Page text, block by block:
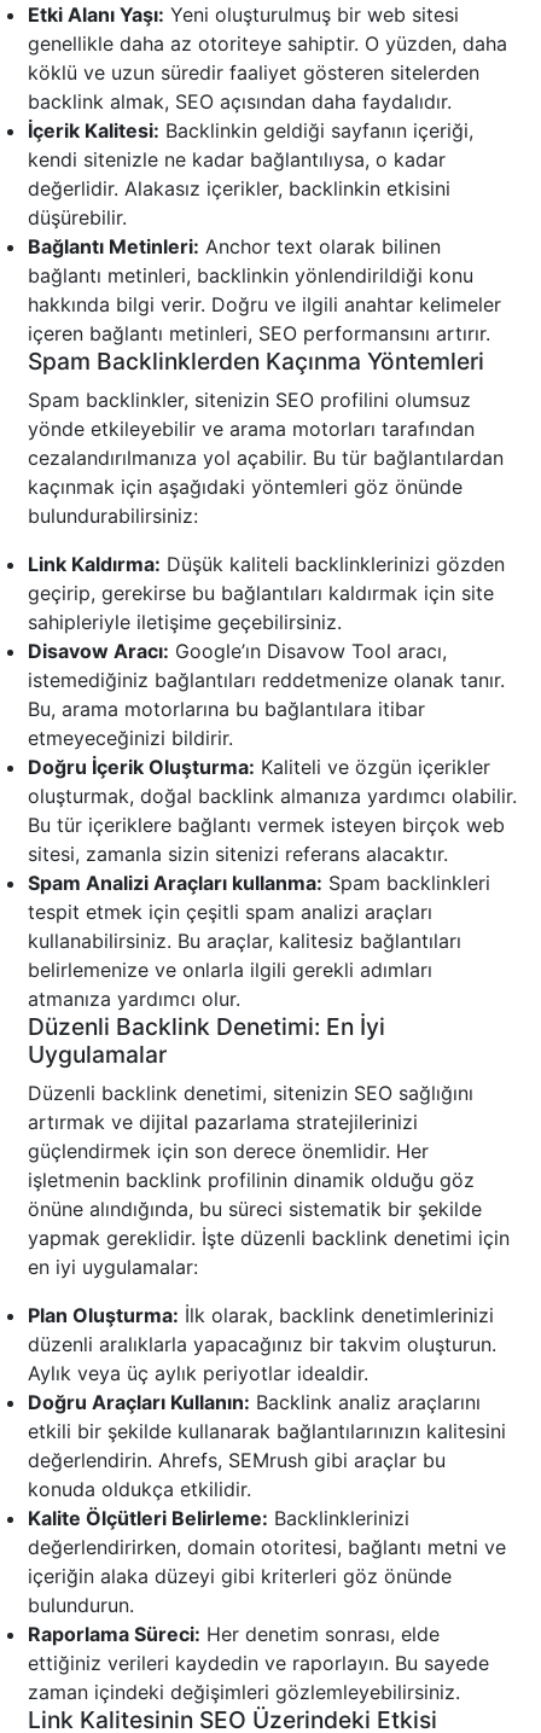
Etki Alanı Yaşı: Yeni oluşturulmuş bir web sitesi
genellikle daha az otoriteye sahiptir. O yüzden, daha
köklü ve uzun süredir faaliyet gösteren sitelerden
backlink almak, SEO açısından daha faydalıdır.
İçerik Kalitesi: Backlinkin geldiği sayfanın içeriği,
kendi sitenizle ne kadar bağlantılıysa, o kadar
değerlidir. Alakasız içerikler, backlinkin etkisini
düşürebilir.
Bağlantı Metinleri: Anchor text olarak bilinen
bağlantı metinleri, backlinkin yönlendirildiği konu
hakkında bilgi verir. Doğru ve ilgili anahtar kelimeler
içeren bağlantı metinleri, SEO performansını artırır.
Spam Backlinklerden Kaçınma Yöntemleri
Spam backlinkler, sitenizin SEO profilini olumsuz
yönde etkileyebilir ve arama motorları tarafından
cezalandırılmanıza yol açabilir. Bu tür bağlantılardan
kaçınmak için aşağıdaki yöntemleri göz önünde
bulundurabilirsiniz:
Link Kaldırma: Düşük kaliteli backlinklerinizi gözden
geçirip, gerekirse bu bağlantıları kaldırmak için site
sahipleriyle iletişime geçebilirsiniz.
Disavow Aracı: Google’ın Disavow Tool aracı,
istemediğiniz bağlantıları reddetmenize olanak tanır.
Bu, arama motorlarına bu bağlantılara itibar
etmeyeceğinizi bildirir.
Doğru İçerik Oluşturma: Kaliteli ve özgün içerikler
oluşturmak, doğal backlink almanıza yardımcı olabilir.
Bu tür içeriklere bağlantı vermek isteyen birçok web
sitesi, zamanla sizin sitenizi referans alacaktır.
Spam Analizi Araçları kullanma: Spam backlinkleri
tespit etmek için çeşitli spam analizi araçları
kullanabilirsiniz. Bu araçlar, kalitesiz bağlantıları
belirlemenize ve onlarla ilgili gerekli adımları
atmanıza yardımcı olur.
Düzenli Backlink Denetimi: En İyi
Uygulamalar
Düzenli backlink denetimi, sitenizin SEO sağlığını
artırmak ve dijital pazarlama stratejilerinizi
güçlendirmek için son derece önemlidir. Her
işletmenin backlink profilinin dinamik olduğu göz
önüne alındığında, bu süreci sistematik bir şekilde
yapmak gereklidir. İşte düzenli backlink denetimi için
en iyi uygulamalar:
Plan Oluşturma: İlk olarak, backlink denetimlerinizi
düzenli aralıklarla yapacağınız bir takvim oluşturun.
Aylık veya üç aylık periyotlar idealdir.
Doğru Araçları Kullanın: Backlink analiz araçlarını
etkili bir şekilde kullanarak bağlantılarınızın kalitesini
değerlendirin. Ahrefs, SEMrush gibi araçlar bu
konuda oldukça etkilidir.
Kalite Ölçütleri Belirleme: Backlinklerinizi
değerlendirirken, domain otoritesi, bağlantı metni ve
içeriğin alaka düzeyi gibi kriterleri göz önünde
bulundurun.
Raporlama Süreci: Her denetim sonrası, elde
ettiğiniz verileri kaydedin ve raporlayın. Bu sayede
zaman içindeki değişimleri gözlemleyebilirsiniz.
Link Kalitesinin SEO Üzerindeki Etkisi